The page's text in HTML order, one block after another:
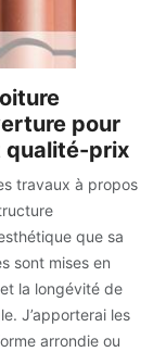
pour
qualité-prix
travaux à propos
que sa
sont mises en
la longévité de
J’apporterai les
arrondie ou